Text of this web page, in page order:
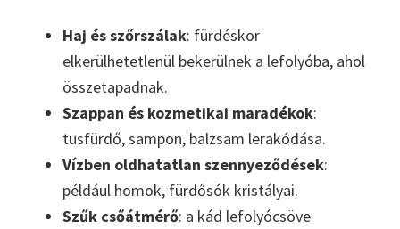
Haj és szőrszálak: fürdéskor
elkerülhetetlenül bekerülnek a lefolyóba, ahol
összetapadnak.
Szappan és kozmetikai maradékok:
tusfürdő, sampon, balzsam lerakódása.
Vízben oldhatatlan szennyeződések:
például homok, fürdősók kristályai.
Szűk csőátmérő: a kád lefolyócsöve